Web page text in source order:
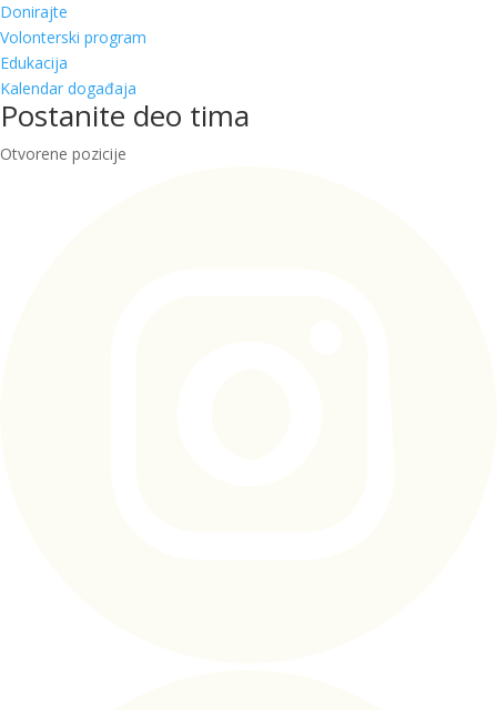
Donirajte
Volonterski program
Edukacija
Kalendar događaja
Postanite deo tima
Otvorene pozicije